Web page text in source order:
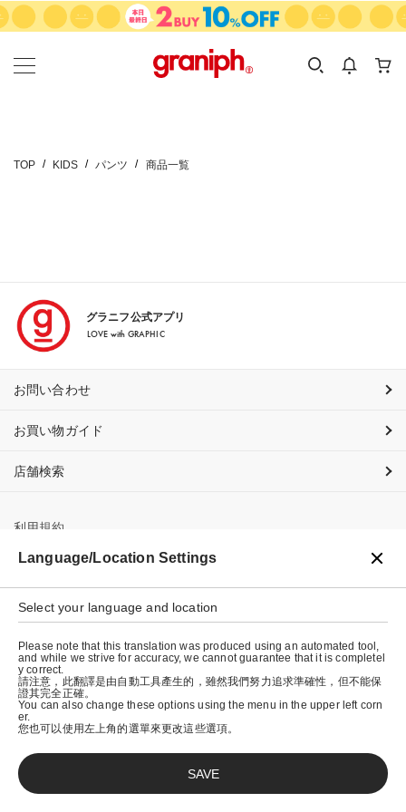
カテゴリーから探す
KIDS
カテゴリ
サイズ
TOP KIDS パンツ 商品一覧
グラニフ公式アプリ
LOVE with GRAPHIC
お問い合わせ
お買い物ガイド
店舗検索
利用規約
プライバシーポリシー
特定商取引法に基づく表示
会社概要
© graniph inc.
Language/Location Settings
Select your language and location
Please note that this translation was produced using an automated tool,
and while we strive for accuracy, we cannot guarantee that it is completel
y correct.
請注意，此翻譯是由自動工具產生的，雖然我們努力追求準確性，但不能保
證其完全正確。
You can also change these options using the menu in the upper left corn
er.
您也可以使用左上角的選單來更改這些選項。
SAVE